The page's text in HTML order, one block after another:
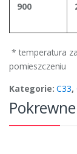
900
* temperatura
pomieszczeniu
Kategorie:C33,